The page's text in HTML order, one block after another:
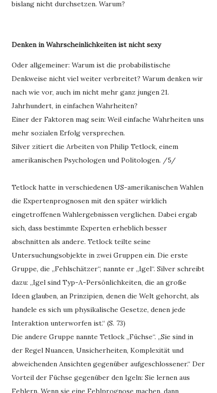
bislang nicht durchsetzen. Warum?
Denken in Wahrscheinlichkeiten ist nicht sexy
Oder allgemeiner: Warum ist die probabilistische
Denkweise nicht viel weiter verbreitet? Warum denken wir
nach wie vor, auch im nicht mehr ganz jungen 21.
Jahrhundert, in einfachen Wahrheiten?
Einer der Faktoren mag sein: Weil einfache Wahrheiten uns
mehr sozialen Erfolg versprechen.
Silver zitiert die Arbeiten von Philip Tetlock, einem
amerikanischen Psychologen und Politologen. /5/
Tetlock hatte in verschiedenen US-amerikanischen Wahlen
die Expertenprognosen mit den später wirklich
eingetroffenen Wahlergebnissen verglichen. Dabei ergab
sich, dass bestimmte Experten erheblich besser
abschnitten als andere. Tetlock teilte seine
Untersuchungsobjekte in zwei Gruppen ein. Die erste
Gruppe, die „Fehlschätzer“, nannte er „Igel“. Silver schreibt
dazu: „Igel sind Typ-A-Persönlichkeiten, die an große
Ideen glauben, an Prinzipien, denen die Welt gehorcht, als
handele es sich um physikalische Gesetze, denen jede
Interaktion unterworfen ist.“ (S. 73)
Die andere Gruppe nannte Tetlock „Füchse“. „Sie sind in
der Regel Nuancen, Unsicherheiten, Komplexität und
abweichenden Ansichten gegenüber aufgeschlossener.“ Der
Vorteil der Füchse gegenüber den Igeln: Sie lernen aus
Fehlern. Wenn sie eine Fehlprognose machen, dann